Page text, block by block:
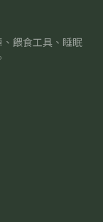
餵食工具、睡眠